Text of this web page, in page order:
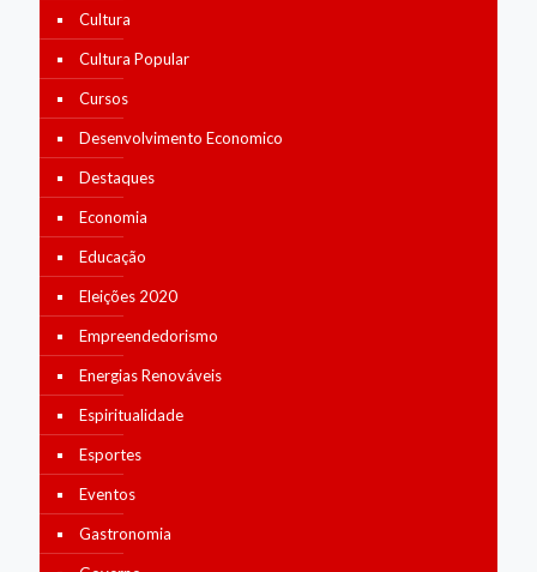
Cultura
Cultura Popular
Cursos
Desenvolvimento Economico
Destaques
Economia
Educação
Eleições 2020
Empreendedorismo
Energias Renováveis
Espiritualidade
Esportes
Eventos
Gastronomia